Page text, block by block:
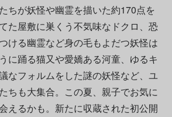
ちが妖怪や幽霊を描いた約170点を
た屋敷に巣くう不気味なドクロ、恐
ける幽霊など身の毛もよだつ妖怪は
に踊る猫又や愛嬌ある河童、ゆるキ
なフォルムをした謎の妖怪など、ユ
ちも大集合。この夏、親子でお気に
えるかも。新たに収蔵された初公開